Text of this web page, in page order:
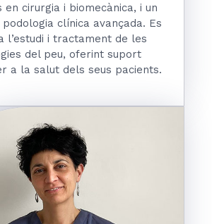
en cirurgia i biomecànica, i un
clínica avançada. Es
l’estudi i tractament de les
del peu, oferint suport
a la salut dels seus pacients.